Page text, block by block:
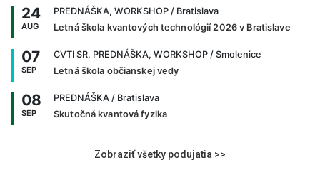
24
AUG
PREDNÁŠKA, WORKSHOP / Bratislava
Letná škola kvantových technológií 2026 v Bratislave
07
SEP
CVTI SR, PREDNÁŠKA, WORKSHOP / Smolenice
Letná škola občianskej vedy
08
SEP
PREDNÁŠKA / Bratislava
Skutočná kvantová fyzika
Zobraziť všetky podujatia >>